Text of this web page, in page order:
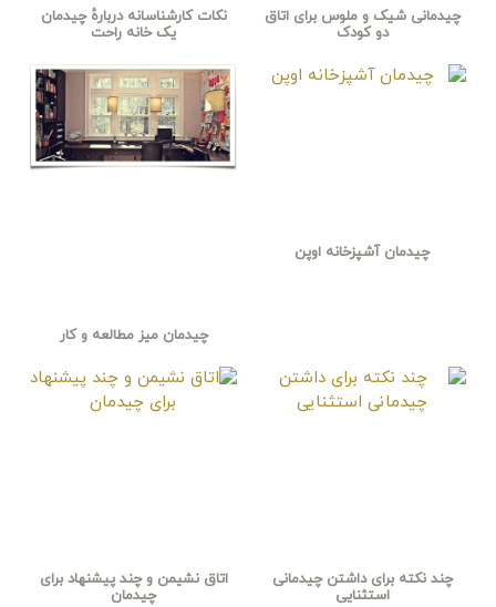
چیدمانی شیک و ملوس برای اتاق
دو کودک
نکات کارشناسانه دربارهٔ چیدمان
یک خانه راحت
چیدمان آشپزخانه اوپن
چیدمان میز مطالعه و کار
چند نکته برای داشتن چیدمانی
استثنایی
اتاق نشیمن و چند پیشنهاد برای
چیدمان